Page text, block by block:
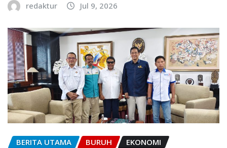
redaktur Jul 9, 2026
BERITA UTAMA BURUH
EKONOMI